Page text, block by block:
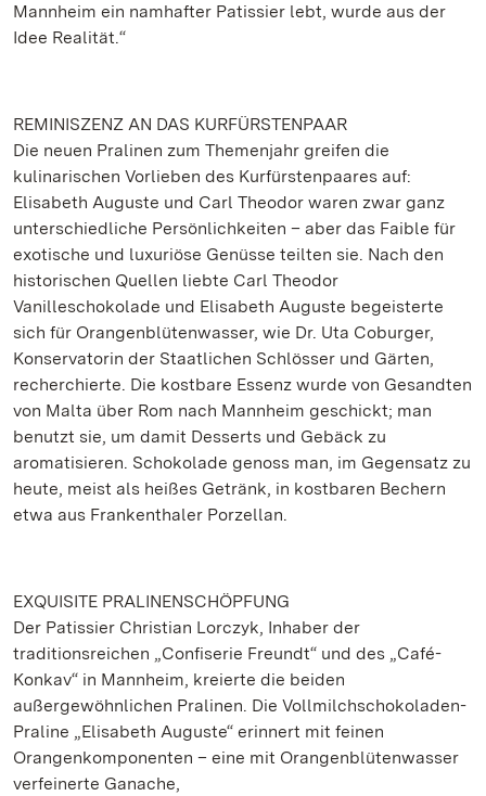
Mannheim ein namhafter Patissier lebt, wurde aus der
Idee Realität.“
REMINISZENZ AN DAS KURFÜRSTENPAAR
Die neuen Pralinen zum Themenjahr greifen die
kulinarischen Vorlieben des Kurfürstenpaares auf:
Elisabeth Auguste und Carl Theodor waren zwar ganz
unterschiedliche Persönlichkeiten – aber das Faible für
exotische und luxuriöse Genüsse teilten sie. Nach den
historischen Quellen liebte Carl Theodor
Vanilleschokolade und Elisabeth Auguste begeisterte
sich für Orangenblütenwasser, wie Dr. Uta Coburger,
Konservatorin der Staatlichen Schlösser und Gärten,
recherchierte. Die kostbare Essenz wurde von Gesandten
von Malta über Rom nach Mannheim geschickt; man
benutzt sie, um damit Desserts und Gebäck zu
aromatisieren. Schokolade genoss man, im Gegensatz zu
heute, meist als heißes Getränk, in kostbaren Bechern
etwa aus Frankenthaler Porzellan.
EXQUISITE PRALINENSCHÖPFUNG
Der Patissier Christian Lorczyk, Inhaber der
traditionsreichen „Confiserie Freundt“ und des „Café-
Konkav“ in Mannheim, kreierte die beiden
außergewöhnlichen Pralinen. Die Vollmilchschokoladen-
Praline „Elisabeth Auguste“ erinnert mit feinen
Orangenkomponenten – eine mit Orangenblütenwasser
verfeinerte Ganache,